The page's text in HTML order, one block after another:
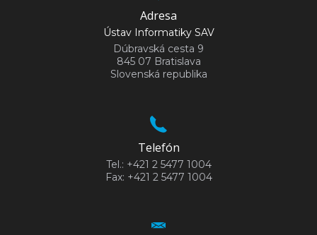
Adresa
Ústav Informatiky SAV
Dúbravská cesta 9
845 07 Bratislava
Slovenská republika
Telefón
Tel.: +421 2 5477 1004
Fax: +421 2 5477 1004